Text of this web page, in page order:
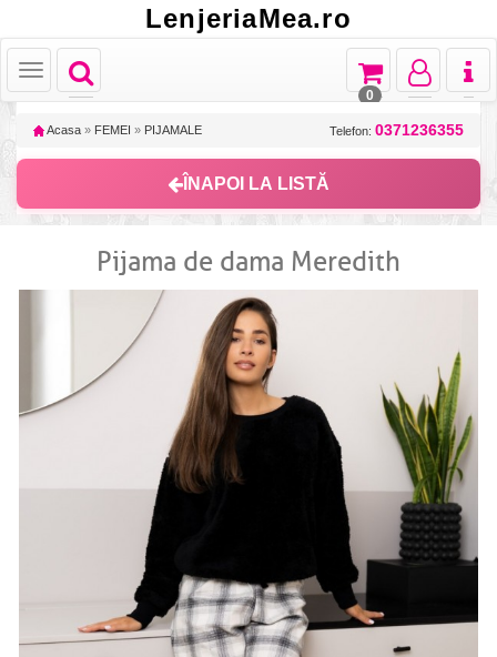
LenjeriaMea.ro
Toggle
navigation
Toggle
Toggle
navigation
Toggle
navigation
Toggle
navigation
0
Acasa » FEMEI » PIJAMALE Telefon: 0371236355
ÎNAPOI LA LISTĂ
Pijama de dama Meredith